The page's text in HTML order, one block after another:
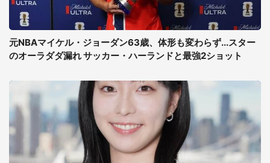
元NBAマイケル・ジョーダン63歳、体形も変わらず...スター
のオーラダダ漏れ サッカー・ハーランドと最強2ショット